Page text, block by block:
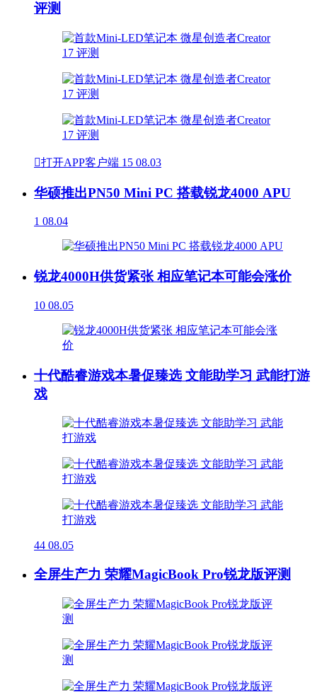
评测
打开APP客户端 15 08.03
华硕推出PN50 Mini PC 搭载锐龙4000 APU
1 08.04
锐龙4000H供货紧张 相应笔记本可能会涨价
10 08.05
十代酷睿游戏本暑促臻选 文能助学习 武能打游
戏
44 08.05
全屏生产力 荣耀MagicBook Pro锐龙版评测